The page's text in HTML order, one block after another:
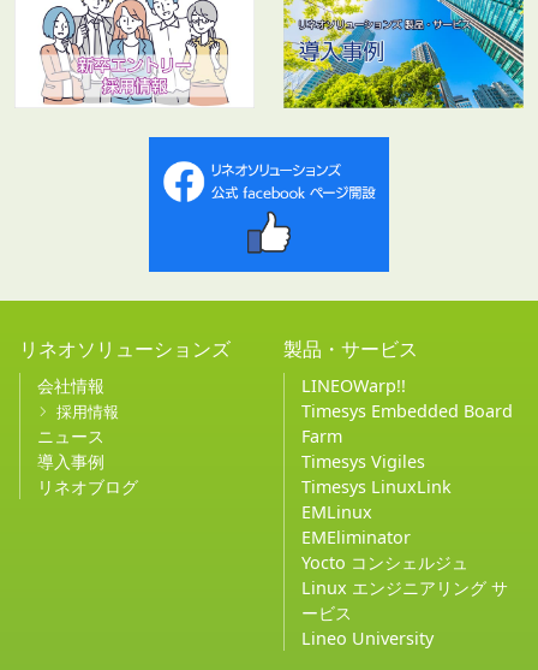
リネオソリューションズ
会社情報
採用情報
ニュース
導入事例
リネオブログ
製品・サービス
LINEOWarp!!
Timesys Embedded Board
Farm
Timesys Vigiles
Timesys LinuxLink
EMLinux
EMEliminator
Yocto コンシェルジュ
Linux エンジニアリング サ
ービス
Lineo University